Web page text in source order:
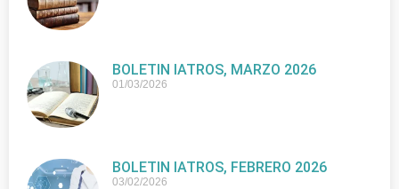
BOLETIN IATROS, MARZO 2026
01/03/2026
BOLETIN IATROS, FEBRERO 2026
03/02/2026